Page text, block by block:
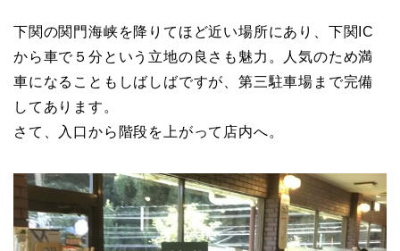
下関の関門海峡を降りてほど近い場所にあり、下関IC
から車で５分という立地の良さも魅力。人気のため満
車になることもしばしばですが、第三駐車場まで完備
してあります。
さて、入口から階段を上がって店内へ。